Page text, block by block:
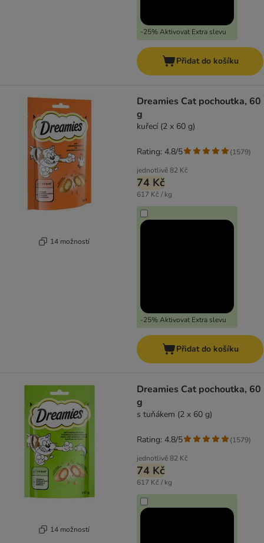
-25% Aktivovat Extra slevu
Přidat do košíku
14 možností
Dreamies Cat pochoutka, 60
g
kuřecí (2 x 60 g)
jednotlivě82 Kč
74 Kč
617 Kč / kg
-25% Aktivovat Extra slevu
Rating: 4.8/5 (1579)
Přidat do košíku
14 možností
Dreamies Cat pochoutka, 60
g
s tuňákem (2 x 60 g)
jednotlivě82 Kč
74 Kč
617 Kč / kg
Rating: 4.8/5 (1579)